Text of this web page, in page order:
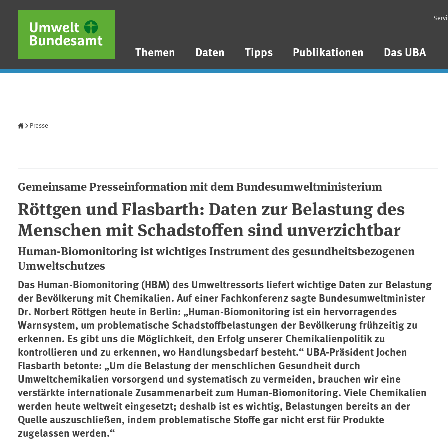
Direkt zum Inhalt
Direkt zum Hauptmenü
Direkt zur Fußzeile
Themen Daten Tipps Publikationen Das UBA
Presse
Gemeinsame Presseinformation mit dem Bundesumweltministerium
Röttgen und Flasbarth: Daten zur Belastung des
Menschen mit Schadstoffen sind unverzichtbar
Human-Biomonitoring ist wichtiges Instrument des gesundheitsbezogenen
Umweltschutzes
Das Human-Biomonitoring (HBM) des Umweltressorts liefert wichtige Daten zur Belastung
der Bevölkerung mit Chemikalien. Auf einer Fachkonferenz sagte Bundesumweltminister
Dr. Norbert Röttgen heute in Berlin: „Human-Biomonitoring ist ein hervorragendes
Warnsystem, um problematische Schadstoffbelastungen der Bevölkerung frühzeitig zu
erkennen. Es gibt uns die Möglichkeit, den Erfolg unserer Chemikalienpolitik zu
kontrollieren und zu erkennen, wo Handlungsbedarf besteht.“ UBA-Präsident Jochen
Flasbarth betonte: „Um die Belastung der menschlichen Gesundheit durch
Umweltchemikalien vorsorgend und systematisch zu vermeiden, brauchen wir eine
verstärkte internationale Zusammenarbeit zum Human-Biomonitoring. Viele Chemikalien
werden heute weltweit eingesetzt; deshalb ist es wichtig, Belastungen bereits an der
Quelle auszuschließen, indem problematische Stoffe gar nicht erst für Produkte
zugelassen werden.“